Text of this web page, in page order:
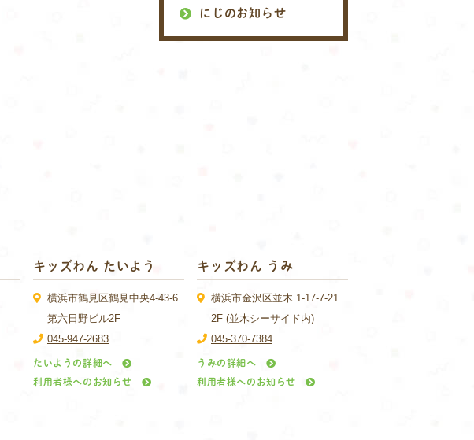
にじのお知らせ
キッズわん たいよう
横浜市鶴見区鶴見中央4-43-6
第六日野ビル2F
045-947-2683
たいようの詳細へ
利用者様へのお知らせ
キッズわん うみ
横浜市金沢区並木 1-17-7-21
2F (並木シーサイド内)
045-370-7384
うみの詳細へ
利用者様へのお知らせ